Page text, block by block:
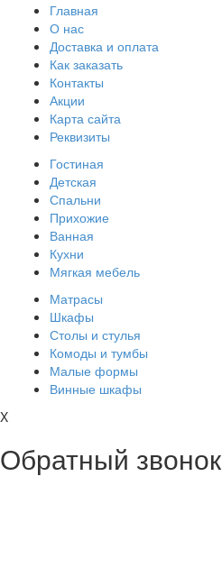
Главная
О нас
Доставка и оплата
Как заказать
Контакты
Акции
Карта сайта
Реквизиты
Гостиная
Детская
Спальни
Прихожие
Ванная
Кухни
Мягкая мебель
Матрасы
Шкафы
Столы и стулья
Комоды и тумбы
Малые формы
Винные шкафы
X
Обратный звонок